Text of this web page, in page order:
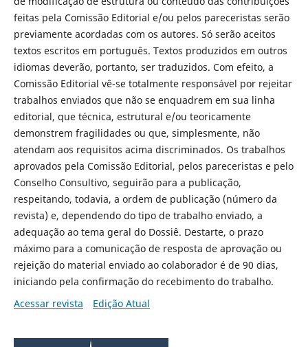
feitas pela Comissão Editorial e/ou pelos pareceristas serão
previamente acordadas com os autores. Só serão aceitos
textos escritos em português. Textos produzidos em outros
idiomas deverão, portanto, ser traduzidos. Com efeito, a
Comissão Editorial vê-se totalmente responsável por rejeitar
trabalhos enviados que não se enquadrem em sua linha
editorial, que técnica, estrutural e/ou teoricamente
demonstrem fragilidades ou que, simplesmente, não
atendam aos requisitos acima discriminados. Os trabalhos
aprovados pela Comissão Editorial, pelos pareceristas e pelo
Conselho Consultivo, seguirão para a publicação,
respeitando, todavia, a ordem de publicação (número da
revista) e, dependendo do tipo de trabalho enviado, a
adequação ao tema geral do Dossiê. Destarte, o prazo
máximo para a comunicação de resposta de aprovação ou
rejeição do material enviado ao colaborador é de 90 dias,
iniciando pela confirmação do recebimento do trabalho.
Acessar revista
Edição Atual